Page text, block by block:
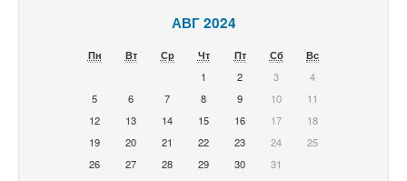
АВГ 2024
Пн Вт Ср Чт Пт Сб
Вс
1
2 3
4
5
6 7 8 9 10
11
12
13 14 15 16 17
18
19
20 21 22 23 24
25
26
27 28 29 30 31